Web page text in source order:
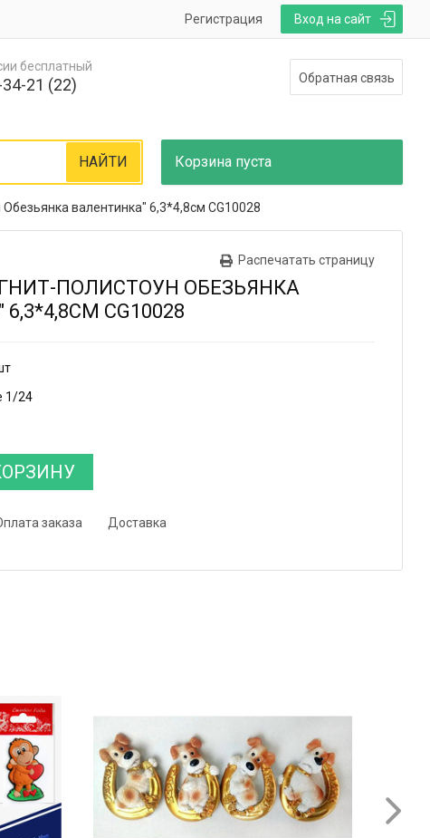
Вход на сайт
Регистрация
бесплатный
21 (22) Обратная связь
Корзина пуста
НАЙТИ
валентинка" 6,3*4,8см CG10028
Распечатать страницу
ПОЛИСТОУН ОБЕЗЬЯНКА
CG10028
1/24
заказа Доставка